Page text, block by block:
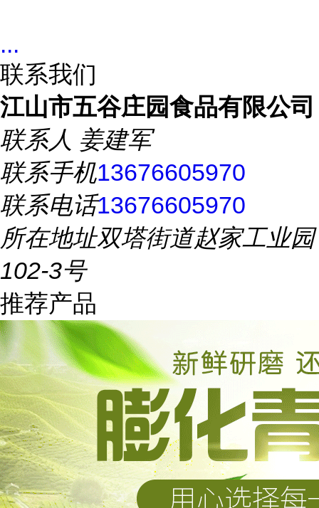
...
联系我们
江山市五谷庄园食品有限公司
联系人 姜建军
联系手机13676605970
联系电话13676605970
所在地址双塔街道赵家工业园
102-3号
推荐产品